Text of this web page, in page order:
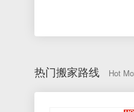
热门搬家路线 Hot